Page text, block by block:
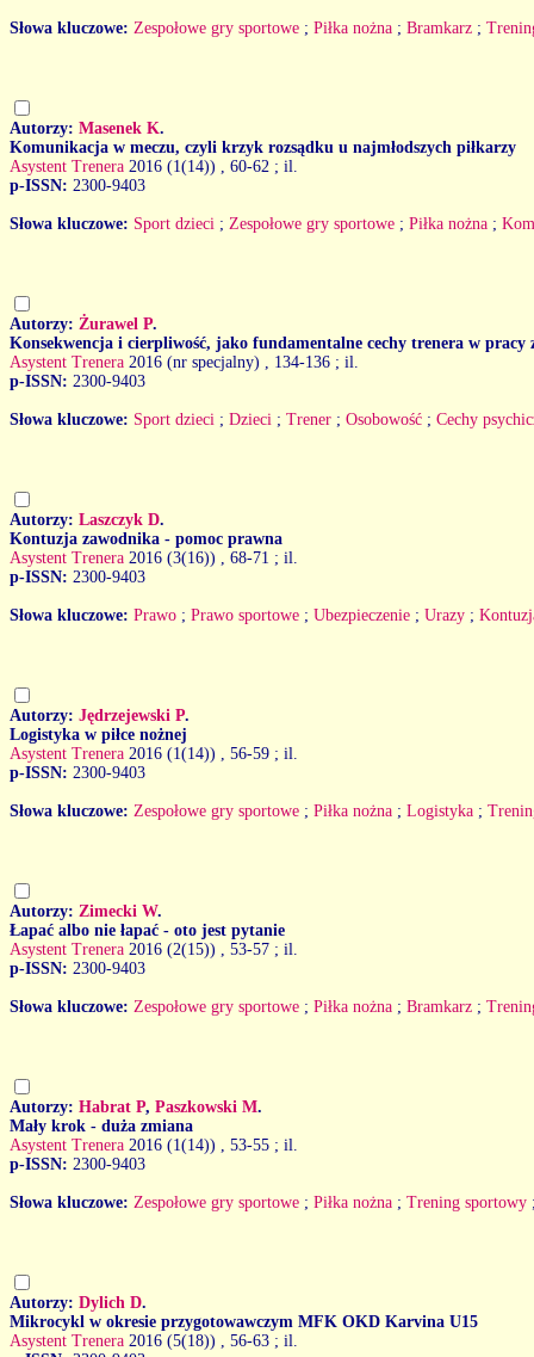
Słowa kluczowe: Zespołowe gry sportowe ; Piłka nożna ; Bramkarz ;
Autorzy: Masenek K.
Komunikacja w meczu, czyli krzyk rozsądku u najmłodszych piłkarzy
Asystent Trenera 2016 (1(14))
, 60-62 ; il.
p-ISSN: 2300-9403
Słowa kluczowe: Sport dzieci ; Zespołowe gry sportowe ; Piłka nożna ;
Autorzy: Żurawel P.
Konsekwencja i cierpliwość, jako fundamentalne cechy trenera w
Asystent Trenera 2016 (nr specjalny)
, 134-136 ; il.
p-ISSN: 2300-9403
Słowa kluczowe: Sport dzieci ; Dzieci ; Trener ; Osobowość ; Cechy
Autorzy: Laszczyk D.
Kontuzja zawodnika - pomoc prawna
Asystent Trenera 2016 (3(16))
, 68-71 ; il.
p-ISSN: 2300-9403
Słowa kluczowe: Prawo ; Prawo sportowe ; Ubezpieczenie ; Urazy ;
Autorzy: Jędrzejewski P.
Logistyka w piłce nożnej
Asystent Trenera 2016 (1(14))
, 56-59 ; il.
p-ISSN: 2300-9403
Słowa kluczowe: Zespołowe gry sportowe ; Piłka nożna ; Logistyka ;
Autorzy: Zimecki W.
Łapać albo nie łapać - oto jest pytanie
Asystent Trenera 2016 (2(15))
, 53-57 ; il.
p-ISSN: 2300-9403
Słowa kluczowe: Zespołowe gry sportowe ; Piłka nożna ; Bramkarz ;
Autorzy: Habrat P, Paszkowski M.
Mały krok - duża zmiana
Asystent Trenera 2016 (1(14))
, 53-55 ; il.
p-ISSN: 2300-9403
Słowa kluczowe: Zespołowe gry sportowe ; Piłka nożna ; Trening sportowy
Autorzy: Dylich D.
Mikrocykl w okresie przygotowawczym MFK OKD Karvina U15
Asystent Trenera 2016 (5(18))
, 56-63 ; il.